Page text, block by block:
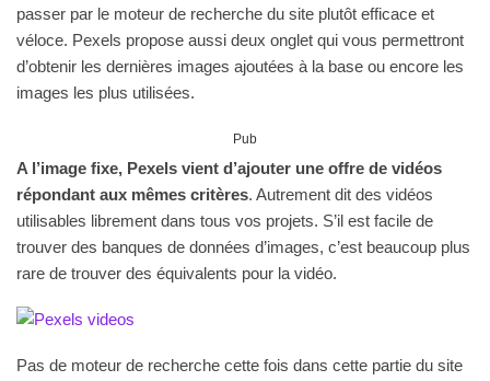
passer par le moteur de recherche du site plutôt efficace et
véloce. Pexels propose aussi deux onglet qui vous permettront
d’obtenir les dernières images ajoutées à la base ou encore les
images les plus utilisées.
Pub
A l’image fixe, Pexels vient d’ajouter une offre de vidéos
répondant aux mêmes critères. Autrement dit des vidéos
utilisables librement dans tous vos projets. S’il est facile de
trouver des banques de données d’images, c’est beaucoup plus
rare de trouver des équivalents pour la vidéo.
Pas de moteur de recherche cette fois dans cette partie du site